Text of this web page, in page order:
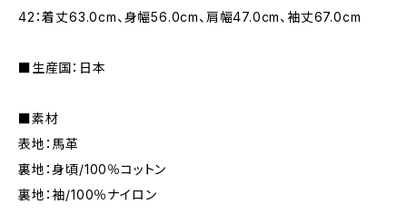
42：着丈63.0cm、身幅56.0cm、肩幅47.0cm、袖丈67.0cm
■生産国：日本
■素材
表地：馬革
裏地：身頃/100％コットン
裏地：袖/100％ナイロン